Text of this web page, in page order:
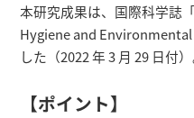
本研究成果は、国際科学
Hygiene and
した（2022 年 3 月 29 日付）
【ポイント】